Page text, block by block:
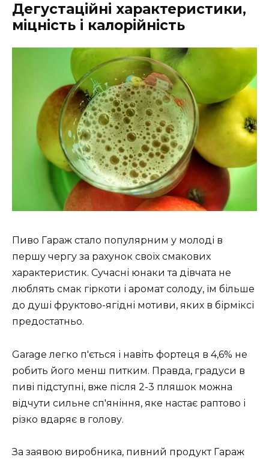
Дегустаційні характеристики,
міцність і калорійність
Пиво Гараж стало популярним у молоді в
першу чергу за рахунок своїх смакових
характеристик. Сучасні юнаки та дівчата не
люблять смак гіркоти і аромат солоду, їм більше
до душі фруктово-ягідні мотиви, яких в бірміксі
предостатньо.
Garage легко п'ється і навіть фортеця в 4,6% не
робить його менш питким. Правда, градуси в
пиві підступні, вже після 2-3 пляшок можна
відчути сильне сп'яніння, яке настає раптово і
різко вдаряє в голову.
За заявою виробника, пивний продукт Гараж